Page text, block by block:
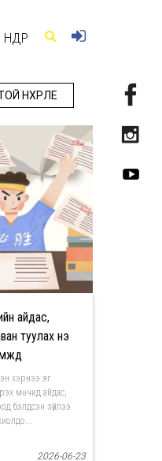
НӨХӨРЛӨЕ
айдас,
туулах үнэ
хэрнээ яг
мөчид айдас,
бэлдсэн зүйлээ
2026-06-23